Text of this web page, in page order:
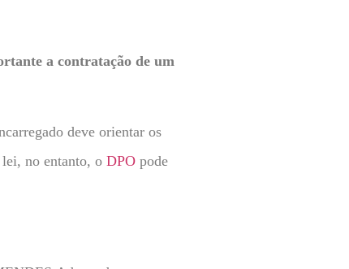
a contratação de um
deve orientar os
lei, no entanto, o DPO pode